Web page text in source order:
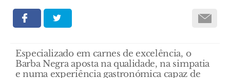
Especializado em carnes de excelência, o
Barba Negra aposta na qualidade, na simpatia
e numa experiência gastronómica capaz de